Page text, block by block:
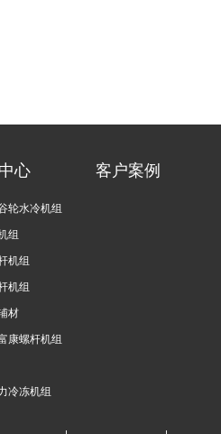
心 客户案例
轮水冷机组
组
机组
机组
材
康螺杆机组
冷冻机组